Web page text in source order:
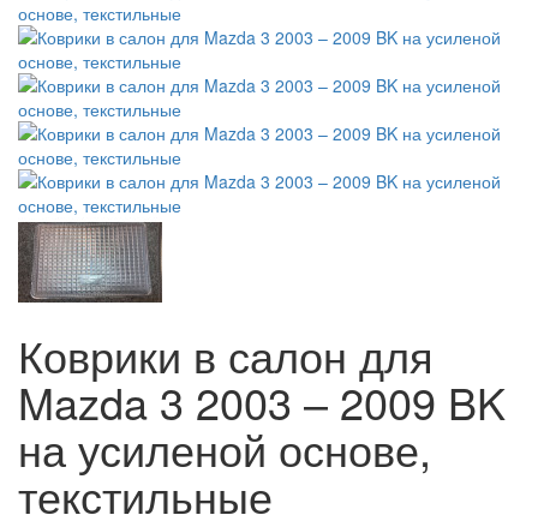
Коврики в салон для
Mazda 3 2003 – 2009 BK
на усиленой основе,
текстильные